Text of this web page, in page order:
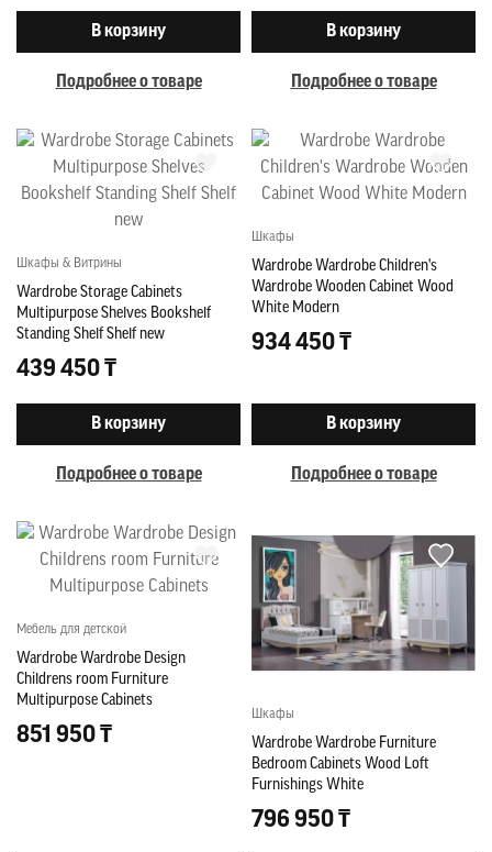
В корзину
Подробнее о товаре
В корзину
Подробнее о товаре
Шкафы & Витрины
Wardrobe Storage Cabinets
Multipurpose Shelves Bookshelf
Standing Shelf Shelf new
439 450 ₸
В корзину
Подробнее о товаре
Шкафы
Wardrobe Wardrobe Children's
Wardrobe Wooden Cabinet Wood
White Modern
934 450 ₸
В корзину
Подробнее о товаре
Мебель для детской
Wardrobe Wardrobe Design
Childrens room Furniture
Multipurpose Cabinets
851 950 ₸
Шкафы
Wardrobe Wardrobe Furniture
Bedroom Cabinets Wood Loft
Furnishings White
796 950 ₸